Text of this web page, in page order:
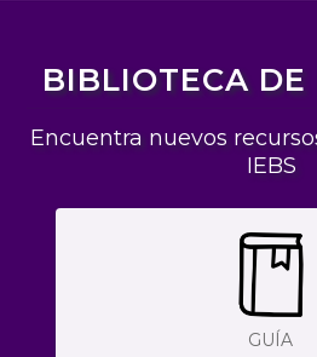
BIBLIOTECA DE
Encuentra nuevos
IEBS
GUÍA